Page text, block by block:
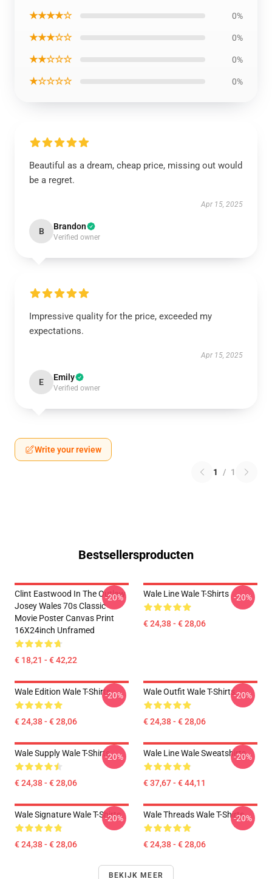
★★★★☆ 0%
★★★☆☆ 0%
★★☆☆☆ 0%
★☆☆☆☆ 0%
Beautiful as a dream, cheap price, missing out would
be a regret.
Apr 15, 2025
B Brandon
Verified owner
Impressive quality for the price, exceeded my
expectations.
Apr 15, 2025
E Emily
Verified owner
Write your review
1 / 1
Bestsellersproducten
Clint Eastwood In The Outlaw
Josey Wales 70s Classic
Movie Poster Canvas Print
16X24inch Unframed
€ 18,21 - € 42,22
-20% Wale Line Wale T-Shirts
€ 24,38 - € 28,06
-20%
Wale Edition Wale T-Shirts
€ 24,38 - € 28,06
-20% Wale Outfit Wale T-Shirts
€ 24,38 - € 28,06
-20%
Wale Supply Wale T-Shirts
€ 24,38 - € 28,06
-20% Wale Line Wale Sweatshirts
€ 37,67 - € 44,11
-20%
Wale Signature Wale T-Shirts
€ 24,38 - € 28,06
-20% Wale Threads Wale T-Shirts
€ 24,38 - € 28,06
-20%
BEKIJK MEER